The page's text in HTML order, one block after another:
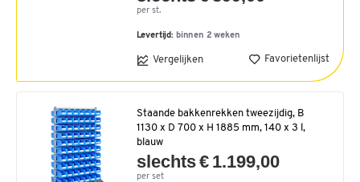
per st.
Levertijd: binnen 2 weken
Vergelijken Favorietenlijst
Staande bakkenrekken tweezijdig, B
1130 x D 700 x H 1885 mm, 140 x 3 l,
blauw
slechts € 1.199,00
per set